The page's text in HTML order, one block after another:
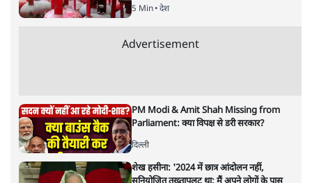
विश्लेषण| सतीश झा| 29 JAN, 2026
भारत ईयू मुक्त व्यापार समझौताः ईयू अध्यक्ष उर्सुला वॉन डेर लेयेन और
सतीश झा
भारत-यूरोपीय संघ मुक्त व्यापार समझौताः क्या यूरोप की ओर भारत